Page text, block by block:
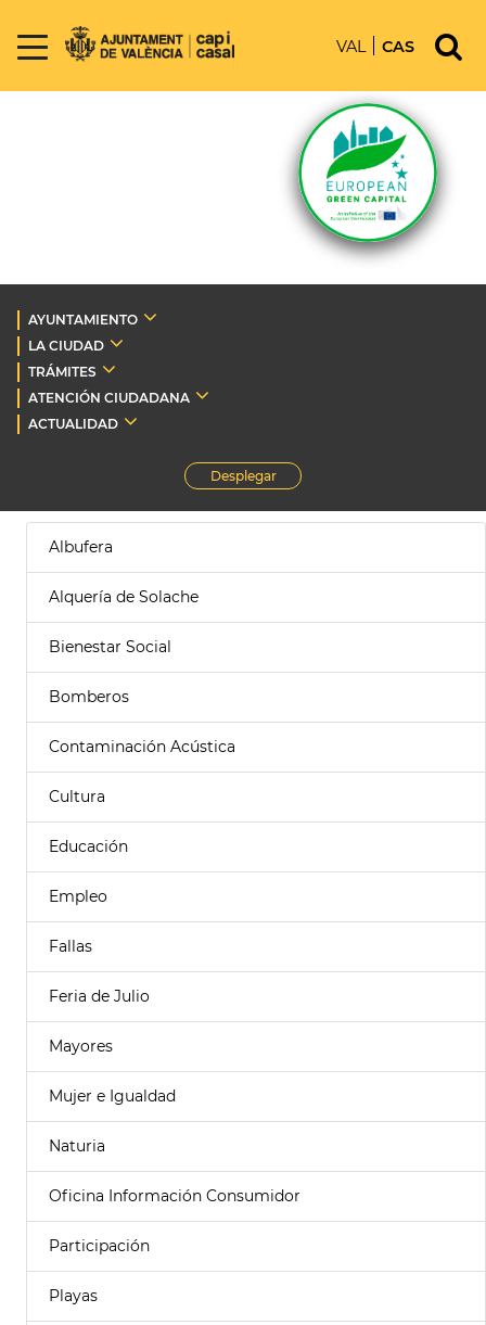
VAL CAS
AYUNTAMIENTO
LA CIUDAD
TRÁMITES
ATENCIÓN CIUDADANA
ACTUALIDAD
Desplegar
Albufera
Alquería de Solache
Bienestar Social
Bomberos
Contaminación Acústica
Cultura
Educación
Empleo
Fallas
Feria de Julio
Mayores
Mujer e Igualdad
Naturia
Oficina Información Consumidor
Participación
Playas